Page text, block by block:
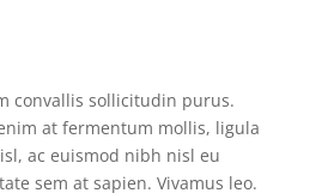
convallis sollicitudin purus.
at fermentum mollis, ligula
ac euismod nibh nisl eu
sem at sapien. Vivamus leo.